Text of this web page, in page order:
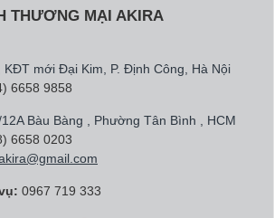
THƯƠNG MẠI AKIRA
KĐT mới Đại Kim, P. Định Công, Hà Nội
6658 9858
Bàu Bàng , Phường Tân Bình , HCM
6658 0203
0967 719 333